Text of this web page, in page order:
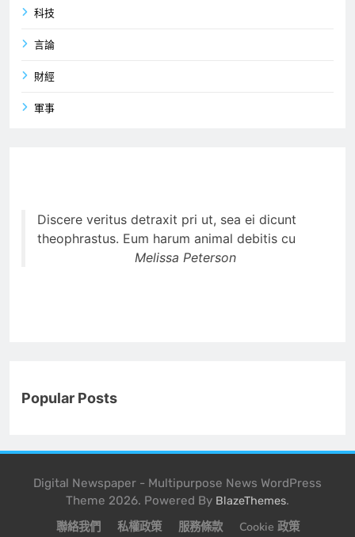
科技
言論
財經
軍事
Discere veritus detraxit pri ut, sea ei dicunt
theophrastus. Eum harum animal debitis cu
Melissa Peterson
Popular Posts
Digital Newspaper - Multipurpose News WordPress
Theme 2026. Powered By BlazeThemes.
聯絡我們 私權政策 服務條款
Cookie 政策